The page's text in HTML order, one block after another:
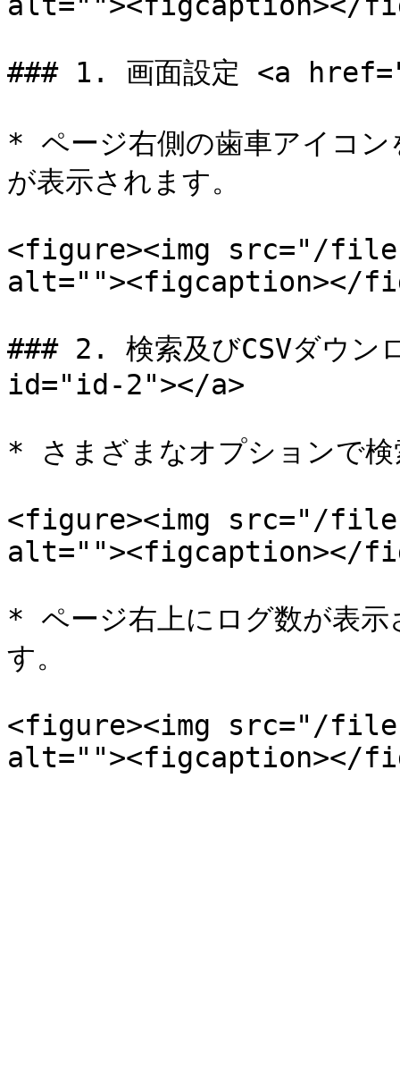
### 1. 画面設定 <a
* ページ右側の歯車アイコン
が表示されます。
<figure><img src="/
alt=""><figcaption></
### 2. 検索及びCSVダウ
id="id-2"></a>
* さまざまなオプションで検
<figure><img src="/
alt=""><figcaption></
* ページ右上にログ数が表示
す。
<figure><img src="/